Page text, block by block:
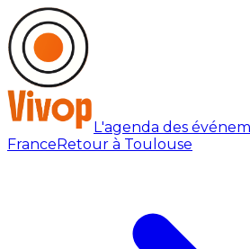
L'agenda des
FranceRetour à Toulouse